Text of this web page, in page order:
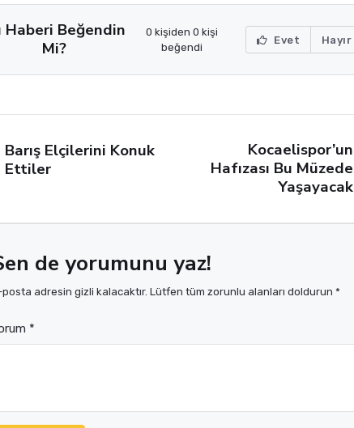
Haberi Beğendin
Mi?
0 kişiden 0 kişi
beğendi
Evet Hayır
Barış Elçilerini Konuk
Ettiler
Kocaelispor’un
Hafızası Bu Müzede
Yaşayacak
de yorumunu yaz!
posta adresin gizli kalacaktır. Lütfen tüm zorunlu alanları doldurun *
*